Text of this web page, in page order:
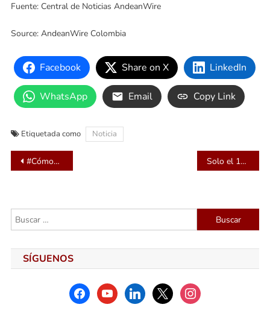
Fuente: Central de Noticias AndeanWire
Source: AndeanWire Colombia
Facebook Share on X LinkedIn
WhatsApp Email Copy Link
Etiquetada como Noticia
Navegación
entradas
#CómoPlanearBien Solo el 10% de los hogares en Colombia cuentan con un seguro voluntario de hogar
Buscar:
SÍGUENOS
facebookyoutubelinkedinx instagram